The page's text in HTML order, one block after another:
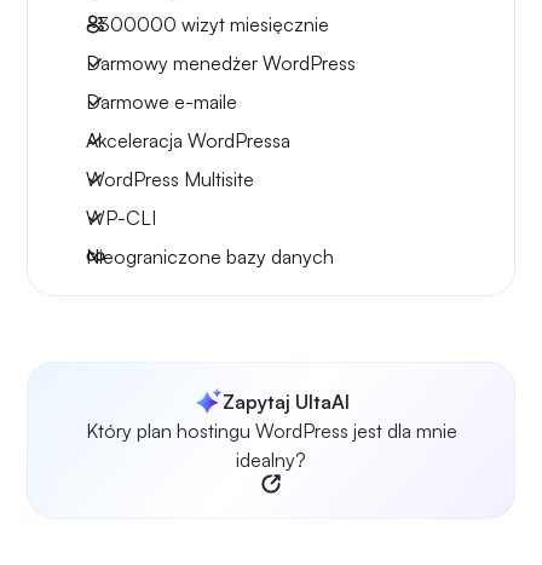
~300000 wizyt miesięcznie
Darmowy menedżer WordPress
Darmowe e-maile
Akceleracja WordPressa
WordPress Multisite
WP-CLI
Nieograniczone bazy danych
Zapytaj UltaAI
Który plan hostingu WordPress jest dla mnie
idealny?